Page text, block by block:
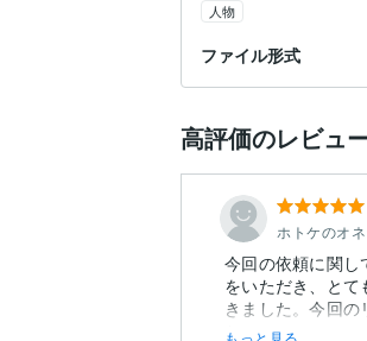
人物
ファイル形式
高評価のレビュ
ホトケのオネ
今回の依頼に関し
をいただき、と
きました。今回
お...
もっと見る